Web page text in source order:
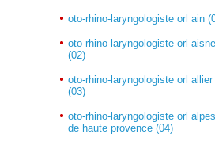
oto-rhino-laryngologiste orl ain
oto-rhino-laryngologiste orl
(02)
oto-rhino-laryngologiste orl allier
(03)
oto-rhino-laryngologiste orl
de haute provence (04)